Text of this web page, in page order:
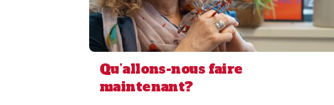
Qu’allons-nous faire
maintenant?